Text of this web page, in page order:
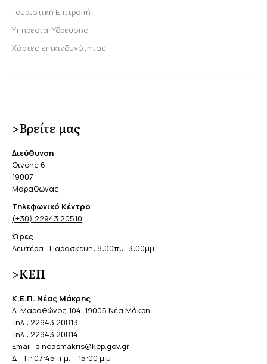
Τουριστική Επιτροπή
Υπηρεσία Ύδρευσης
Χάρτες επικινδυνότητας
>Βρείτε μας
Διεύθυνση
Οινόης 6
19007
Μαραθώνας
Τηλεφωνικό Κέντρο
(+30) 22943 20510
Ώρες
Δευτέρα—Παρασκευή: 8:00πμ–3:00μμ
>ΚΕΠ
Κ.Ε.Π. Νέας Μάκρης
Λ. Μαραθώνος 104, 19005 Νέα Μάκρη
Τηλ.: 22943 20813
Τηλ.: 22943 20814
Email: d.neasmakris@kep.gov.gr
Δ – Π: 07:45 π.μ. – 15:00 μ.μ